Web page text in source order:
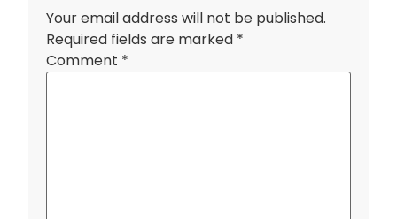
Your email address will not be published.
Required fields are marked *
Comment *